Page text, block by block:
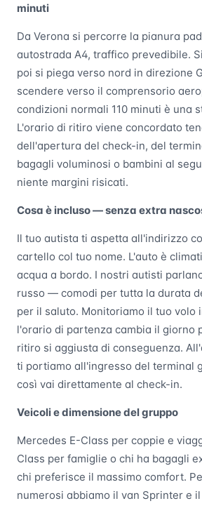
minuti
Da Verona si percorre la pianura
autostrada A4, traffico prevedibile.
poi si piega verso nord in direzione
scendere verso il comprensorio
condizioni normali 110 minuti è una
L'orario di ritiro viene concordato
dell'apertura del check-in, del
bagagli voluminosi o bambini al
niente margini risicati.
Cosa è incluso — senza extra
Il tuo autista ti aspetta all'indirizzo
cartello col tuo nome. L'auto è
acqua a bordo. I nostri autisti
russo — comodi per tutta la durata
per il saluto. Monitoriamo il tuo volo
l'orario di partenza cambia il giorno
ritiro si aggiusta di conseguenza.
ti portiamo all'ingresso del terminal
così vai direttamente al check-in.
Veicoli e dimensione del gruppo
Mercedes E-Class per coppie e
Class per famiglie o chi ha bagagli
chi preferisce il massimo comfort.
numerosi abbiamo il van Sprinter e